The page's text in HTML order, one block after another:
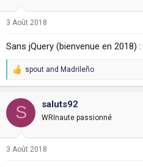
n
s
3 Août 2018
Sans jQuery (bienvenue en 2018) :
R
c
s
spout and Madrileño
S saluts92
WRInaute passionné
3 Août 2018